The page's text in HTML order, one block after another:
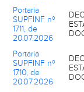
Portaria
SUPFINF nº
1711, de
20.07.2026
Portaria
SUPFINF nº
1710, de
20.07.2026